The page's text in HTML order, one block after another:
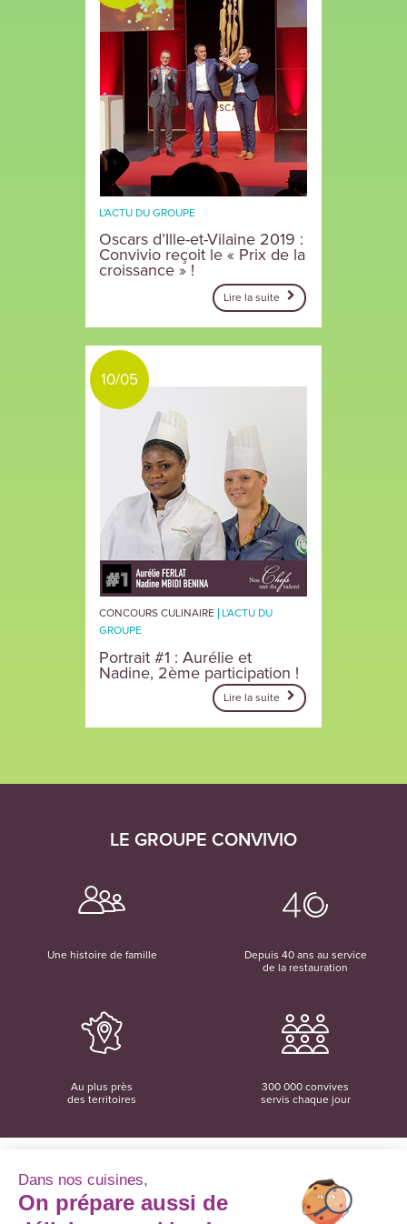
L'ACTU DU GROUPE
Oscars d’Ille-et-Vilaine 2019 :
Convivio reçoit le « Prix de la
croissance » !
Lire la suite
10/05
CONCOURS CULINAIRE
L'ACTU DU
GROUPE
Portrait #1 : Aurélie et
Nadine, 2ème participation !
Lire la suite
LE GROUPE CONVIVIO
Une histoire de famille
Depuis 40 ans au service
de la restauration
Au plus près
des territoires
300 000 convives
servis chaque jour
Convivio
12 rue du Domaine
Dans nos cuisines,
On prépare aussi de